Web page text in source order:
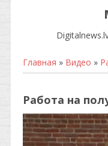
Главная » Видео »
Работа на